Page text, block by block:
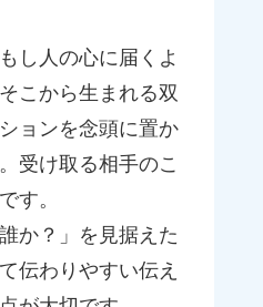
し人の心に届くよ
こから生まれる双
ョンを念頭に置か
受け取る相手のこ
す。
か？」を見据えた
伝わりやすい伝え